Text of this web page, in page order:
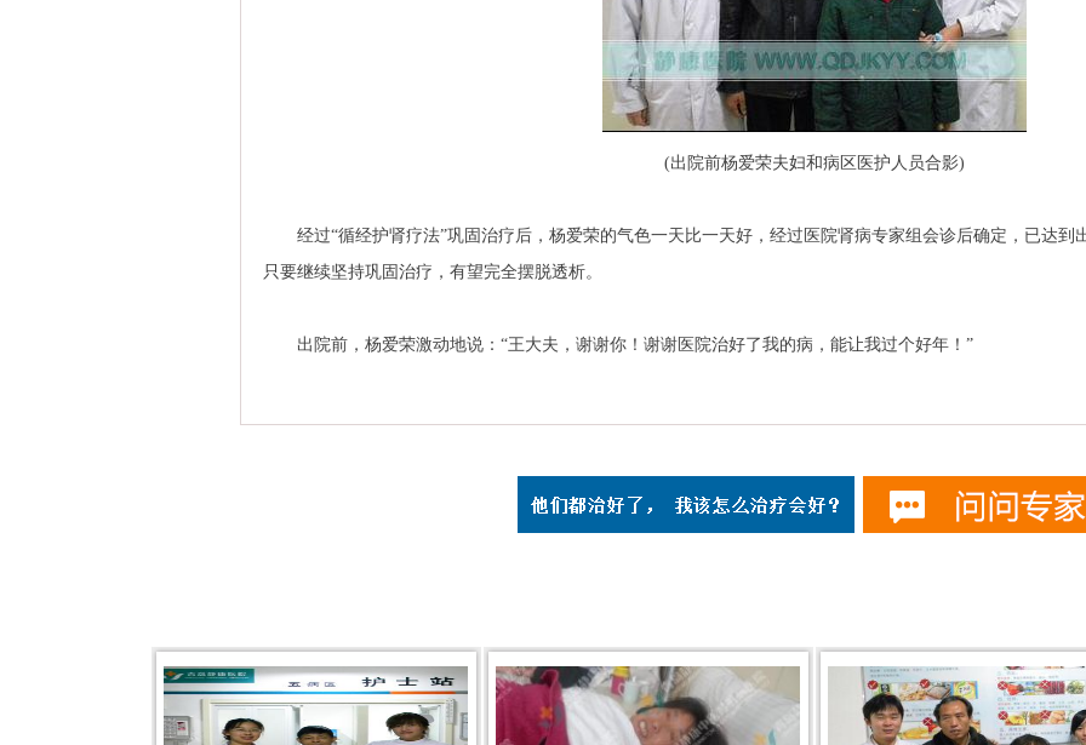
(出院前杨爱荣夫妇和病区医护人员合影)
经过“循经护肾疗法”巩固治疗后，杨爱荣的气色一天比一天好，经过医院肾病专家组会诊后确定，已达到
只要继续坚持巩固治疗，有望完全摆脱透析。
出院前，杨爱荣激动地说：“王大夫，谢谢你！谢谢医院治好了我的病，能让我过个好年！”